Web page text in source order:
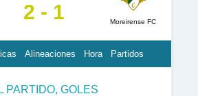
2 - 1 Moreirense FC
Alineaciones Hora Partidos
PARTIDO, GOLES